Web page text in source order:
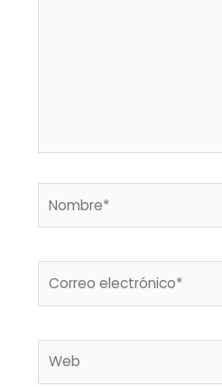
electrónico*